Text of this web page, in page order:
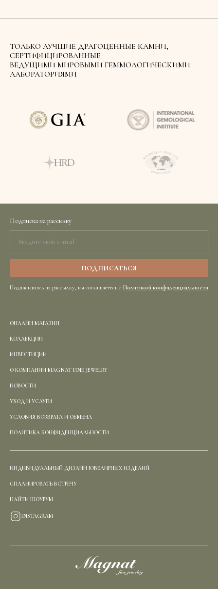
ТОЛЬКО ЛУЧШИЕ ДРАГОЦЕННЫЕ КАМНИ,
СЕРТИФИЦИРОВАННЫЕ
ВЕДУЩИМИ МИРОВЫМИ ГЕММОЛОГИЧЕСКИМИ
ЛАБОРАТОРИЯМИ
Подписка на рассылку
Подписываясь на рассылку, вы соглашаетесь с Политикой конфиденциальности
ОНЛАЙН МАГАЗИН
КОЛЛЕКЦИИ
ИНВЕСТИЦИИ
О КОМПАНИИ MAGNAT FINE JEWELRY
НОВОСТИ
УХОД И УСЛУГИ
УСЛОВИЯ ВОЗВРАТА И ОБМЕНА
ПОЛИТИКА КОНФИДЕНЦИАЛЬНОСТИ
ИНДИВИДУАЛЬНЫЙ ДИЗАЙН ЮВЕЛИРНЫХ ИЗДЕЛИЙ
СПЛАНИРОВАТЬ ВСТРЕЧУ
НАЙТИ ШОУРУМ
INSTAGRAM